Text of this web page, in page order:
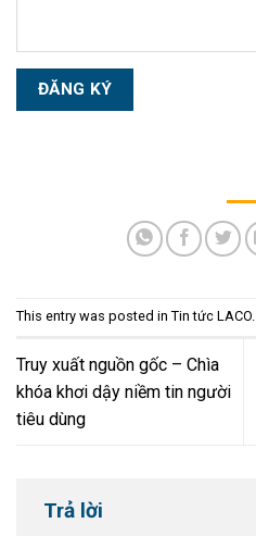
This entry was posted in Tin tức LACO
Truy xuất nguồn gốc – Chìa
khóa khơi dậy niềm tin người
tiêu dùng
Trả lời